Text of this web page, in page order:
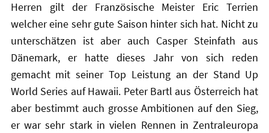
Herren gilt der Französische Meister Eric Terrien
welcher eine sehr gute Saison hinter sich hat. Nicht zu
unterschätzen ist aber auch Casper Steinfath aus
Dänemark, er hatte dieses Jahr von sich reden
gemacht mit seiner Top Leistung an der Stand Up
World Series auf Hawaii. Peter Bartl aus Österreich hat
aber bestimmt auch grosse Ambitionen auf den Sieg,
er war sehr stark in vielen Rennen in Zentraleuropa